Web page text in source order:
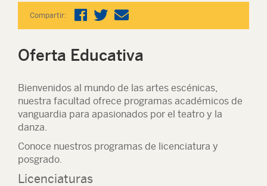
Compartir:
Oferta Educativa
Bienvenidos al mundo de las artes escénicas,
nuestra facultad ofrece programas académicos de
vanguardia para apasionados por el teatro y la
danza.
Conoce nuestros programas de licenciatura y
posgrado.
Licenciaturas